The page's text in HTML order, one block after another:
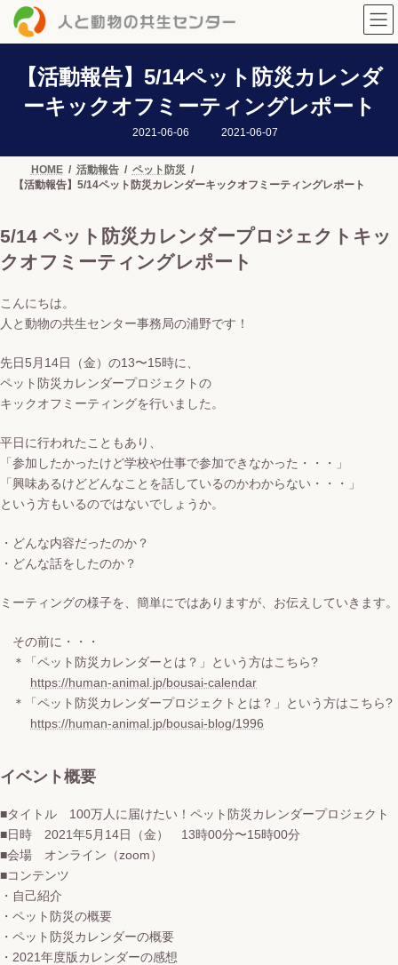
【活動報告】5/14ペット防災カレンダ
ーキックオフミーティングレポート
2021-06-06
最
時
2021-06-07
HOME 活動報告
ペット防災
【活動報告】5/14ペット防災カレンダーキックオフミーティングレポート
5/14 ペット防災カレンダープロジェクトキッ
クオフミーティングレポート
こんにちは。
人と動物の共生センター事務局の浦野です！
先日5月14日（金）の13〜15時に、
ペット防災カレンダープロジェクトの
キックオフミーティングを行いました。
平日に行われたこともあり、
「参加したかったけど学校や仕事で参加できなかった・・・」
「興味あるけどどんなことを話しているのかわからない・・・」
という方もいるのではないでしょうか。
・どんな内容だったのか？
・どんな話をしたのか？
ミーティングの様子を、簡単にではありますが、お伝えしていきます。
その前に・・・
＊「ペット防災カレンダーとは？」という方はこちら?
https://human-animal.jp/bousai-calendar
＊「ペット防災カレンダープロジェクトとは？」という方はこちら?
https://human-animal.jp/bousai-blog/1996
イベント概要
■タイトル 100万人に届けたい！ペット防災カレンダープロジェクト
■日時 2021年5月14日（金） 13時00分〜15時00分
■会場 オンライン（zoom）
■コンテンツ
・自己紹介
・ペット防災の概要
・ペット防災カレンダーの概要
・2021年度版カレンダーの感想